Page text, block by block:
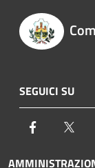
SEGUICI SU
Facebook